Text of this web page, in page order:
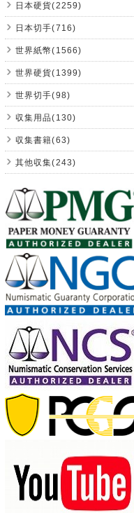
日本硬貨(2259)
日本切手(716)
世界紙幣(1566)
世界硬貨(1399)
世界切手(98)
収集用品(130)
収集書籍(63)
其他収集(243)